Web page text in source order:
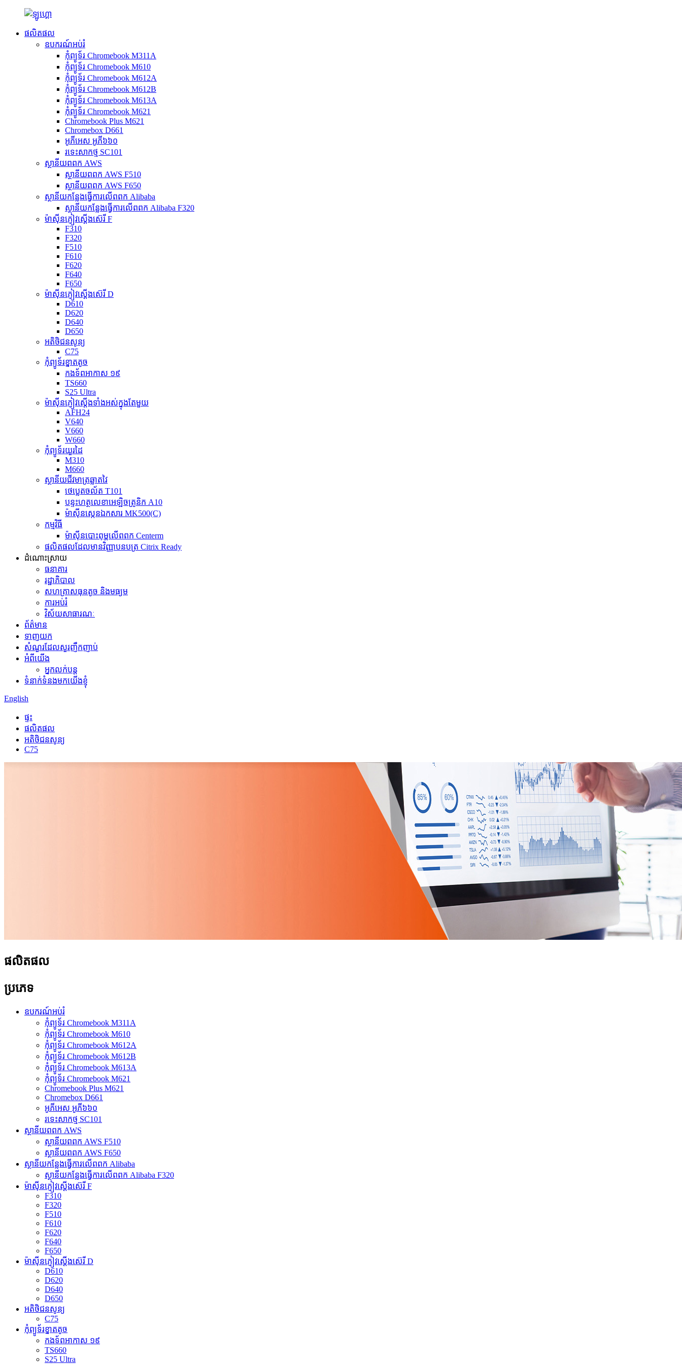
ផលិតផល
ឧបករណ៍អប់រំ
កុំព្យូទ័រ Chromebook M311A
កុំព្យូទ័រ Chromebook M610
កុំព្យូទ័រ Chromebook M612A
កុំព្យូទ័រ Chromebook M612B
កុំព្យូទ័រ Chromebook M613A
កុំព្យូទ័រ Chromebook M621
Chromebook Plus M621
Chromebox D661
អូភីអេស អូភី៦៦០
រទេះសាកថ្ម SC101
ស្ថានីយពពក AWS
ស្ថានីយពពក AWS F510
ស្ថានីយពពក AWS F650
ស្ថានីយ​កន្លែងធ្វើការ​លើ​ពពក Alibaba
ស្ថានីយ​កន្លែងធ្វើការ​លើ​ពពក Alibaba F320
ម៉ាស៊ីនភ្ញៀវស្តើងស៊េរី F
F310
F320
F510
F610
F620
F640
F650
ម៉ាស៊ីនភ្ញៀវស្តើងស៊េរី D
D610
D620
D640
D650
អតិថិជនសូន្យ
C75
កុំព្យូទ័រខ្នាតតូច
កងទ័ពអាកាស ១៩
TS660
S25 Ultra
ម៉ាស៊ីនភ្ញៀវស្តើងទាំងអស់ក្នុងតែមួយ
AFH24
V640
V660
W660
កុំព្យូទ័រយួរដៃ
M310
M660
ស្ថានីយជីវមាត្រឆ្លាតវៃ
ថេប្លេតចល័ត T101
បន្ទះហត្ថលេខាអេឡិចត្រូនិក A10
ម៉ាស៊ីនស្កេនឯកសារ MK500(C)
កម្មវិធី
ម៉ាស៊ីនបោះពុម្ពលើពពក Centerm
ផលិតផលដែលមានវិញ្ញាបនបត្រ Citrix Ready
ដំណោះស្រាយ
ធនាគារ
រដ្ឋាភិបាល
សហគ្រាសធុនតូច និងមធ្យម
ការអប់រំ
វិស័យសាធារណៈ
ព័ត៌មាន
ទាញយក
សំណួរដែលសួរញឹកញាប់
អំពីយើង
អ្នកលក់បន្ត
ទំនាក់ទំនងមកយើងខ្ញុំ
English
ផ្ទះ
ផលិតផល
អតិថិជនសូន្យ
C75
ផលិតផល
ប្រភេទ
ឧបករណ៍អប់រំ
កុំព្យូទ័រ Chromebook M311A
កុំព្យូទ័រ Chromebook M610
កុំព្យូទ័រ Chromebook M612A
កុំព្យូទ័រ Chromebook M612B
កុំព្យូទ័រ Chromebook M613A
កុំព្យូទ័រ Chromebook M621
Chromebook Plus M621
Chromebox D661
អូភីអេស អូភី៦៦០
រទេះសាកថ្ម SC101
ស្ថានីយពពក AWS
ស្ថានីយពពក AWS F510
ស្ថានីយពពក AWS F650
ស្ថានីយ​កន្លែងធ្វើការ​លើ​ពពក Alibaba
ស្ថានីយ​កន្លែងធ្វើការ​លើ​ពពក Alibaba F320
ម៉ាស៊ីនភ្ញៀវស្តើងស៊េរី F
F310
F320
F510
F610
F620
F640
F650
ម៉ាស៊ីនភ្ញៀវស្តើងស៊េរី D
D610
D620
D640
D650
អតិថិជនសូន្យ
C75
កុំព្យូទ័រខ្នាតតូច
កងទ័ពអាកាស ១៩
TS660
S25 Ultra